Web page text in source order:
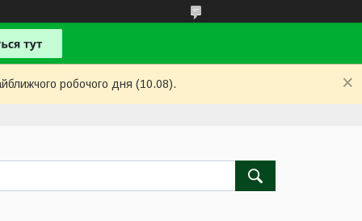
робочого дня (10.08).